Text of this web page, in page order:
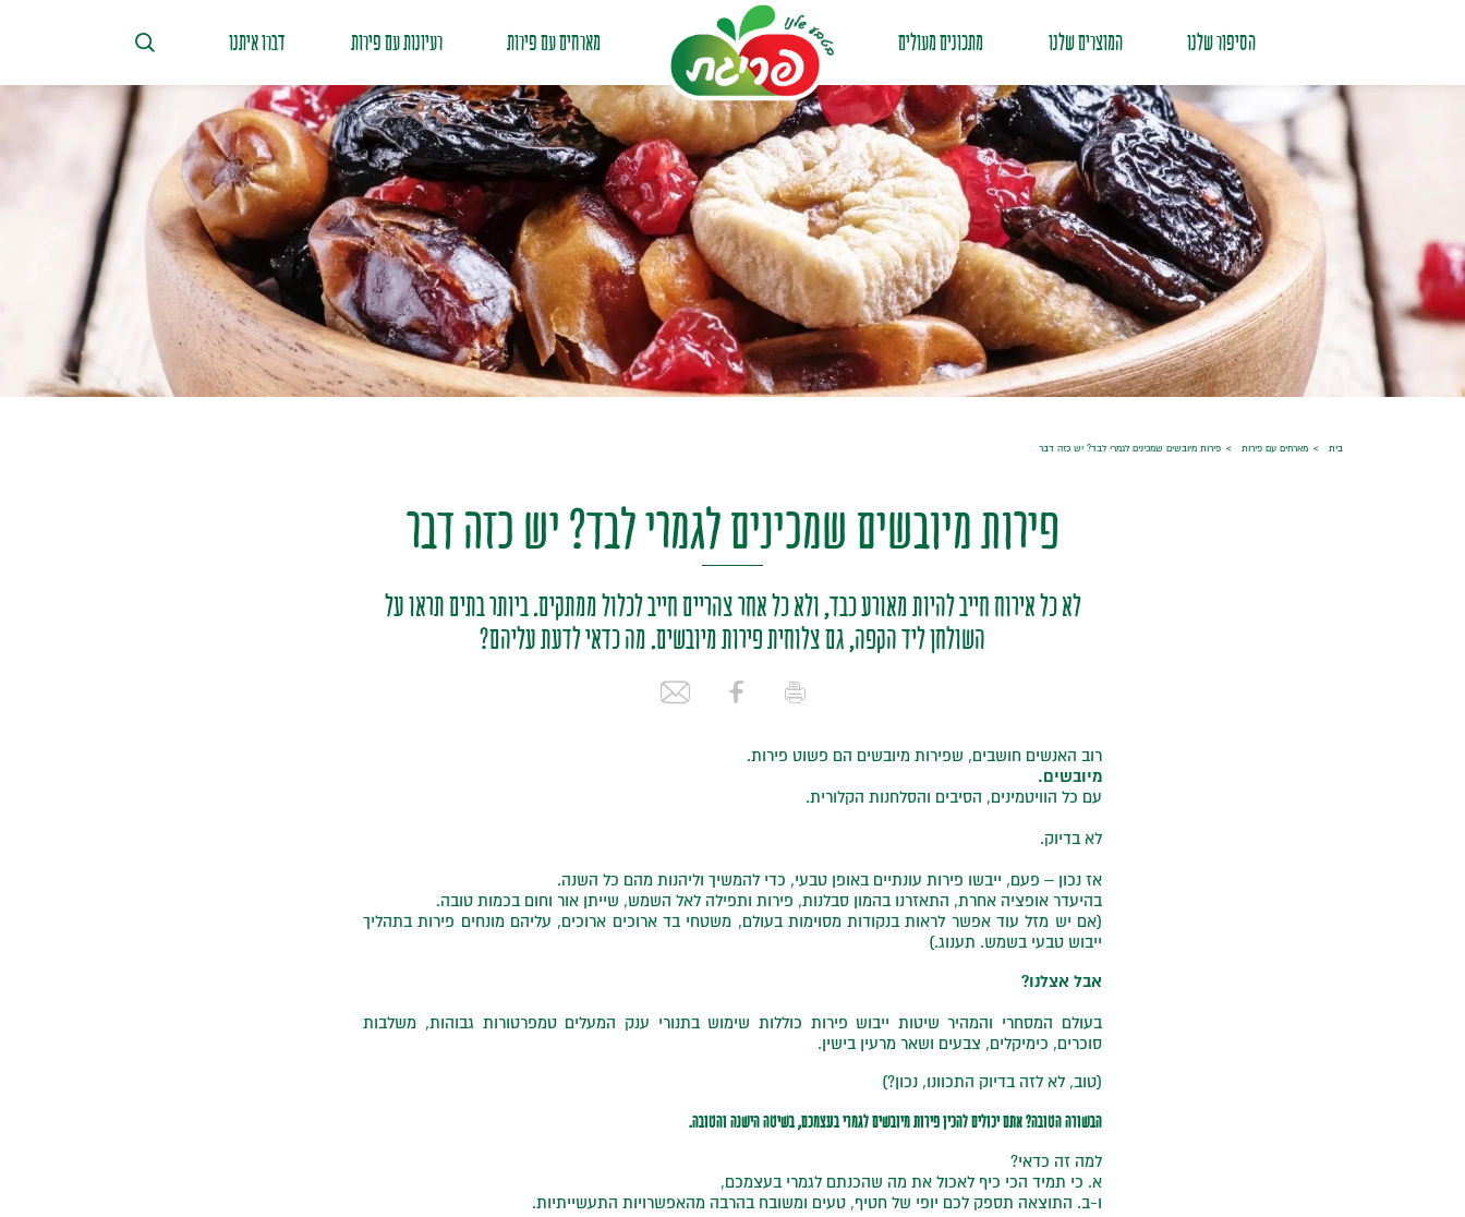
הסיפור שלנו המוצרים שלנו מתכונים מעולים מארחים עם פירות רעיונות עם פירות דברו איתנו
בית מארחים עם פירות פירות מיובשים שמכינים לגמרי לבד? יש כזה דבר
פירות מיובשים שמכינים לגמרי לבד? יש כזה דבר
לא כל אירוח חייב להיות מאורע כבד, ולא כל אחר צהריים חייב לכלול ממתקים. ביותר בתים תראו על
השולחן ליד הקפה, גם צלוחית פירות מיובשים. מה כדאי לדעת עליהם?
רוב האנשים חושבים, שפירות מיובשים הם פשוט פירות.
מיובשים.
עם כל הוויטמינים, הסיבים והסלחנות הקלורית.
לא בדיוק.
אז נכון – פעם, ייבשו פירות עונתיים באופן טבעי, כדי להמשיך וליהנות מהם כל השנה.
בהיעדר אופציה אחרת, התאזרנו בהמון סבלנות, פירות ותפילה לאל השמש, שייתן אור וחום בכמות טובה.
(אם יש מזל עוד אפשר לראות בנקודות מסוימות בעולם, משטחי בד ארוכים ארוכים, עליהם מונחים פירות בתהליך
ייבוש טבעי בשמש. תענוג.)
אבל אצלנו?
בעולם המסחרי והמהיר שיטות ייבוש פירות כוללות שימוש בתנורי ענק המעלים טמפרטורות גבוהות, משלבות
סוכרים, כימיקלים, צבעים ושאר מרעין בישין.
(טוב, לא לזה בדיוק התכוונו, נכון?)
הבשורה הטובה? אתם יכולים להכין פירות מיובשים לגמרי בעצמכם, בשיטה הישנה והטובה.
למה זה כדאי?
א. כי תמיד הכי כיף לאכול את מה שהכנתם לגמרי בעצמכם,
ו-ב. התוצאה תספק לכם יופי של חטיף, טעים ומשובח בהרבה מהאפשרויות התעשייתיות.